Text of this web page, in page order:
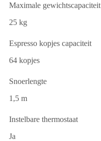
Maximale gewichtscapaciteit
25 kg
Espresso kopjes capaciteit
64 kopjes
Snoerlengte
1,5 m
Instelbare thermostaat
Ja